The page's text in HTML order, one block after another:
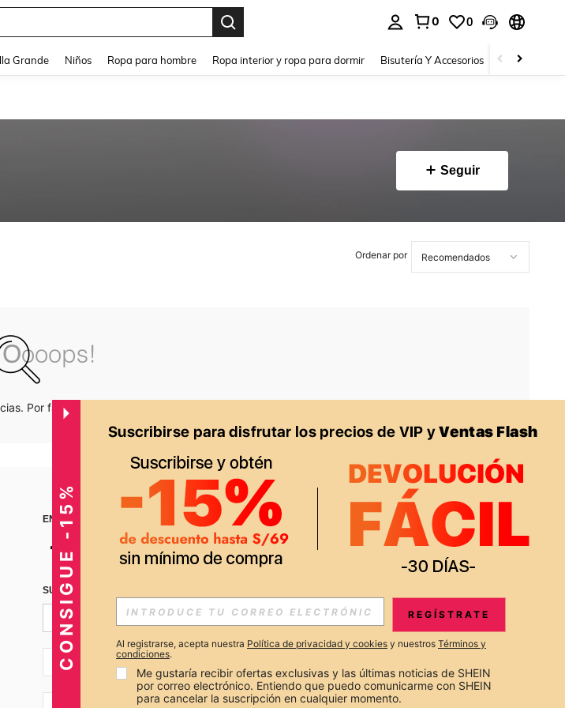
0 0
Grande Niños Ropa para hombre Ropa interior y ropa para dormir Bisutería Y Accesorios Zapatos
Seguir
Ordenar por
Por favor inténtalo de nuevo.
ENCUÉNTRANOS EN APP
SUSCRÍBETE PARA RECIBIR OFERTAS EXCLUSIVAS, PROMOCIONES Y NOTICIAS DE SHEIN
Suscribir
PE + 51
CONSIGUE -15% REGÍSTRATE
Al registrarse, acepta nuestra Política de privacidad y cookies y nuestros Términos y
condiciones.
Me gustaría recibir ofertas exclusivas y las últimas noticias de SHEIN
por correo electrónico. Entiendo que puedo comunicarme con SHEIN
para cancelar la suscripción en cualquier momento.